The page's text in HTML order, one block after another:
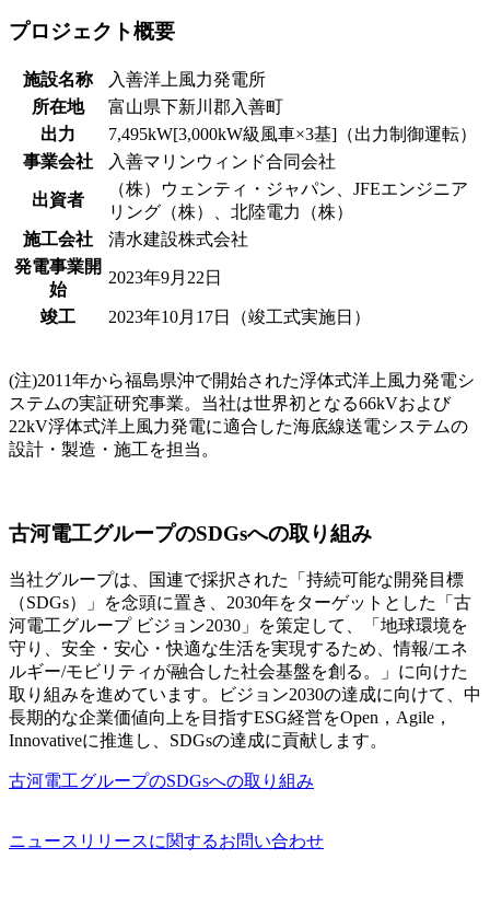
プロジェクト概要
施設名称
入善洋上風力発電所
所在地
富山県下新川郡入善町
出力
7,495kW[3,000kW級風車×3基]（出力制御運転）
事業会社
入善マリンウィンド合同会社
出資者
（株）ウェンティ・ジャパン、JFEエンジニア
リング（株）、北陸電力（株）
施工会社
清水建設株式会社
発電事業開
始
2023年9月22日
竣工 2023年10月17日（竣工式実施日）
(注)2011年から福島県沖で開始された浮体式洋上風力発電シ
ステムの実証研究事業。当社は世界初となる66kVおよび
22kV浮体式洋上風力発電に適合した海底線送電システムの
設計・製造・施工を担当。
古河電工グループのSDGsへの取り組み
当社グループは、国連で採択された「持続可能な開発目標
（SDGs）」を念頭に置き、2030年をターゲットとした「古
河電工グループ ビジョン2030」を策定して、「地球環境を
守り、安全・安心・快適な生活を実現するため、情報/エネ
ルギー/モビリティが融合した社会基盤を創る。」に向けた
取り組みを進めています。ビジョン2030の達成に向けて、中
長期的な企業価値向上を目指すESG経営をOpen，Agile，
Innovativeに推進し、SDGsの達成に貢献します。
古河電工グループのSDGsへの取り組み
ニュースリリースに関するお問い合わせ